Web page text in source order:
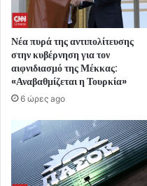
Νέα πυρά της αντιπολίτευσης
στην κυβέρνηση για τον
αιφνιδιασμό της Μέκκας:
«Αναβαθμίζεται η Τουρκία»
6 ώρες ago